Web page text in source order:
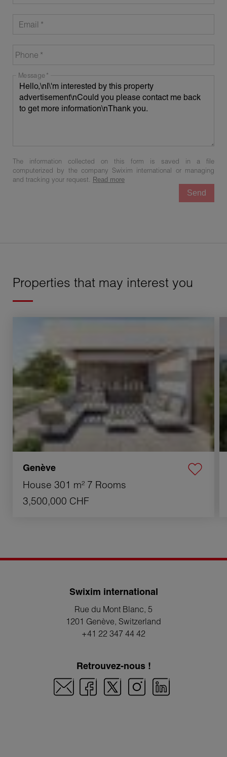
Email
Phone
Message
The information collected on this form is saved in a file
computerized by the company Swixim international or managing
and tracking your request.
Read more
Send
Properties that may interest you
Genève
House 301 m² 7 Rooms
3,500,000 CHF
Swixim international
Rue du Mont Blanc, 5
1201 Genève, Switzerland
+41 22 347 44 42
Retrouvez-nous !